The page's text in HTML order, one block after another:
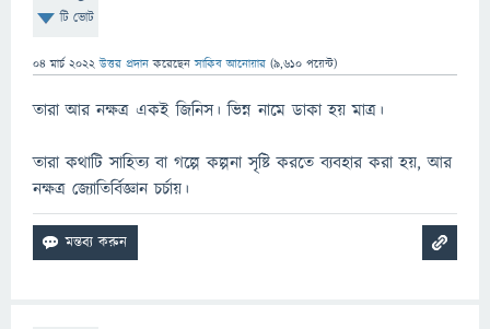
টি ভোট
04 মার্চ 2022 উত্তর প্রদান করেছেনসাকিব আনোয়ার (9,610 পয়েন্ট)
তারা আর নক্ষত্র একই জিনিস। ভিন্ন নামে ডাকা হয় মাত্র।
তারা কথাটি সাহিত্য বা গল্পে কল্পনা সৃষ্টি করতে ব্যবহার করা হয়, আর
নক্ষত্র জ্যোতির্বিজ্ঞান চর্চায়।